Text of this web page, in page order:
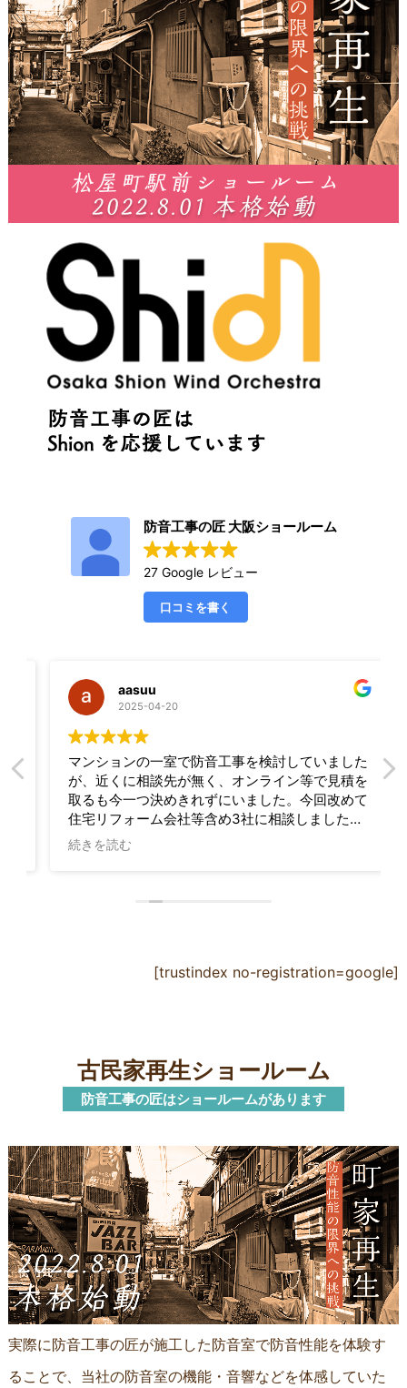
防音工事の匠 大阪ショールーム
27 Google レビュー
口コミを書く
aasuu
2025-04-20
マンションの一室で防音工事を検討していました
が、近くに相談先が無く、オンライン等で見積を
取るも今一つ決めきれずにいました。今回改めて
住宅リフォーム会社等含め3社に相談しました
が、こちらの数々の要望をしっかり理解して相談
に乗って下さったのは御社だけで（さらに最も安
続きを読む
[trustindex no-registration=google]
古民家再生ショールーム
防音工事の匠はショールームがあります
実際に防音工事の匠が施工した防音室で防音性能を体験す
ることで、当社の防音室の機能・音響などを体感していた